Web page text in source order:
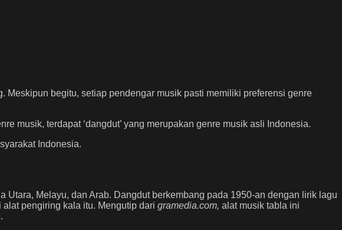
begitu, setiap pendengar musik pasti memiliki preferensi genre
musik, terdapat ‘dangdut’ yang merupakan genre musik asli Indonesia.
Indonesia.
Melayu, dan Arab. Dangdut berkembang pada 1950-an dengan lirik lagu
pengiring kala itu. Mengutip dari gramedia.com, alat musik tabla ini